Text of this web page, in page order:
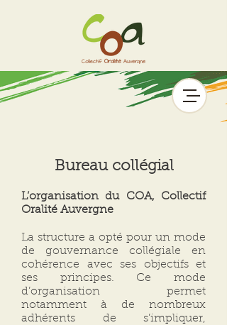
Bureau collégial
L’organisation du COA, Collectif
Oralité Auvergne
La structure a opté pour un mode
de gouvernance collégiale en
cohérence avec ses objectifs et
ses principes. Ce mode
d’organisation permet
notamment à de nombreux
adhérents de s’impliquer,